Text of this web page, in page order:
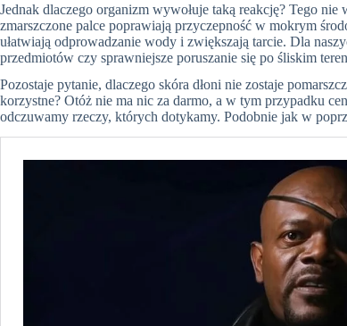
Jednak dlaczego organizm wywołuje taką reakcję? Tego
zmarszczone palce poprawiają przyczepność w mokrym
ułatwiają odprowadzanie wody i zwiększają tarcie. Dla
przedmiotów czy sprawniejsze poruszanie się po śliskim
Pozostaje pytanie, dlaczego skóra dłoni nie zostaje
korzystne? Otóż nie ma nic za darmo, a w tym przypadku
odczuwamy rzeczy, których dotykamy. Podobnie jak w